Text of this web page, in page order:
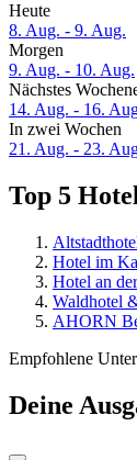
Heute
8. Aug. - 9. Aug.
Morgen
9. Aug. - 10. Aug.
Nächstes
14. Aug. - 16.
In zwei Wochen
21. Aug. - 23.
Top 5
Hotel im
Hotel an
Waldhotel
AHORN
Empfohlene
Deine